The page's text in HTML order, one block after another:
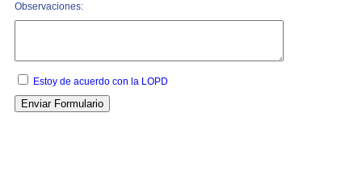
Observaciones:
Estoy de acuerdo con la LOPD